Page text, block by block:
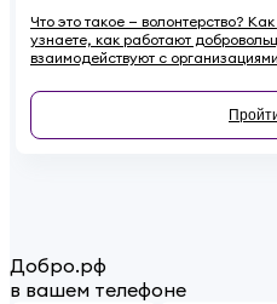
Что это такое — волонтерство?
узнаете, как работают
взаимодействуют с
распространенных ошибок.
Добро.рф
в вашем телефоне